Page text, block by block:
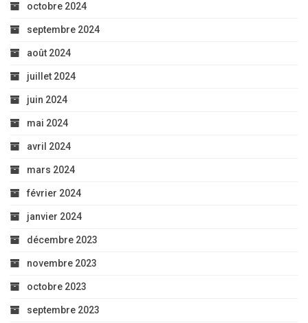
octobre 2024
septembre 2024
août 2024
juillet 2024
juin 2024
mai 2024
avril 2024
mars 2024
février 2024
janvier 2024
décembre 2023
novembre 2023
octobre 2023
septembre 2023